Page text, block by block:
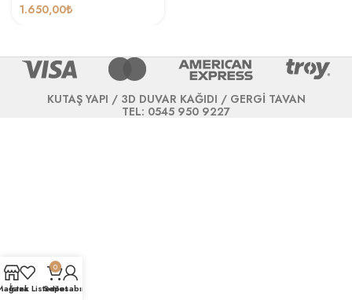
1.650,00₺
KUTAŞ YAPI / 3D DUVAR KAĞIDI / GERGİ TAVAN
TEL: 0545 950 9227
İstek Listesi
0
Sepet
Hesabım